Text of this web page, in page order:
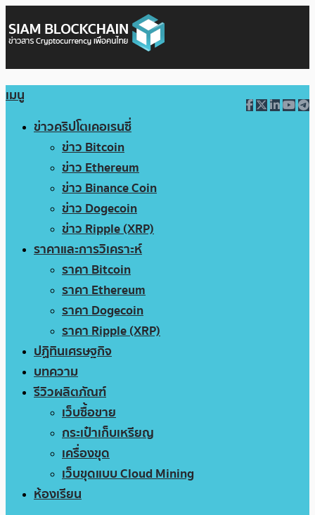
เมนู
ข่าวคริปโตเคอเรนซี่
ข่าว Bitcoin
ข่าว Ethereum
ข่าว Binance Coin
ข่าว Dogecoin
ข่าว Ripple (XRP)
ราคาและการวิเคราะห์
ราคา Bitcoin
ราคา Ethereum
ราคา Dogecoin
ราคา Ripple (XRP)
ปฏิทินเศรษฐกิจ
บทความ
รีวิวผลิตภัณฑ์
เว็บซื้อขาย
กระเป๋าเก็บเหรียญ
เครื่องขุด
เว็บขุดแบบ Cloud Mining
ห้องเรียน